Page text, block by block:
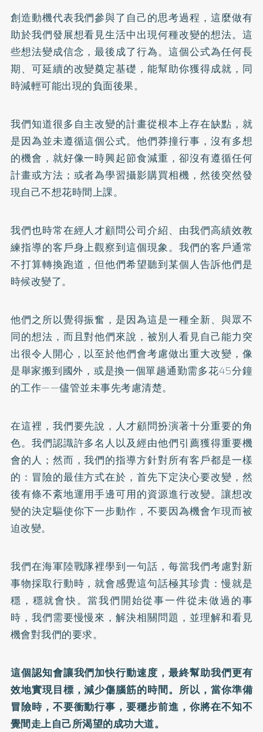
創造動機代表我們參與了自己的思考過程，這麼做有
助於我們發展想看見生活中出現何種改變的想法。這
些想法變成信念，最後成了行為。這個公式為任何長
期、可延續的改變奠定基礎，能幫助你獲得成就，同
時減輕可能出現的負面後果。
我們知道很多自主改變的計畫從根本上存在缺點，就
是因為並未遵循這個公式。他們莽撞行事，沒有多想
的機會，就好像一時興起節食減重，卻沒有遵循任何
計畫或方法；或者為學習攝影購買相機，然後突然發
現自己不想花時間上課。
我們也時常在經人才顧問公司介紹、由我們高績效教
練指導的客戶身上觀察到這個現象。我們的客戶通常
不打算轉換跑道，但他們希望聽到某個人告訴他們是
時候改變了。
他們之所以覺得振奮，是因為這是一種全新、與眾不
同的想法，而且對他們來說，被別人看見自己能力突
出很令人開心，以至於他們會考慮做出重大改變，像
是舉家搬到國外，或是換一個單趟通勤需多花45分鐘
的工作——儘管並未事先考慮清楚。
在這裡，我們要先說，人才顧問扮演著十分重要的角
色。我們認識許多名人以及經由他們引薦獲得重要機
會的人；然而，我們的指導方針對所有客戶都是一樣
的：冒險的最佳方式在於，首先下定決心要改變，然
後有條不紊地運用手邊可用的資源進行改變。讓想改
變的決定驅使你下一步動作，不要因為機會乍現而被
迫改變。
我們在海軍陸戰隊裡學到一句話，每當我們考慮對新
事物採取行動時，就會感覺這句話極其珍貴：慢就是
穩，穩就會快。當我們開始從事一件從未做過的事
時，我們需要慢慢來，解決相關問題，並理解和看見
機會對我們的要求。
這個認知會讓我們加快行動速度，最終幫助我們更有
效地實現目標，減少傷腦筋的時間。所以，當你準備
冒險時，不要衝動行事，要穩步前進，你將在不知不
覺間走上自己所渴望的成功大道。